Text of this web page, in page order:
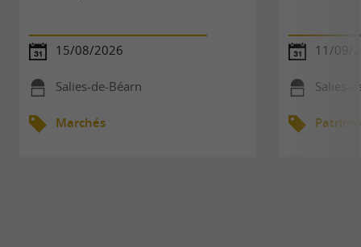
15/08/2026
Salies-de-Béarn
Marchés
11/09/
Salies-